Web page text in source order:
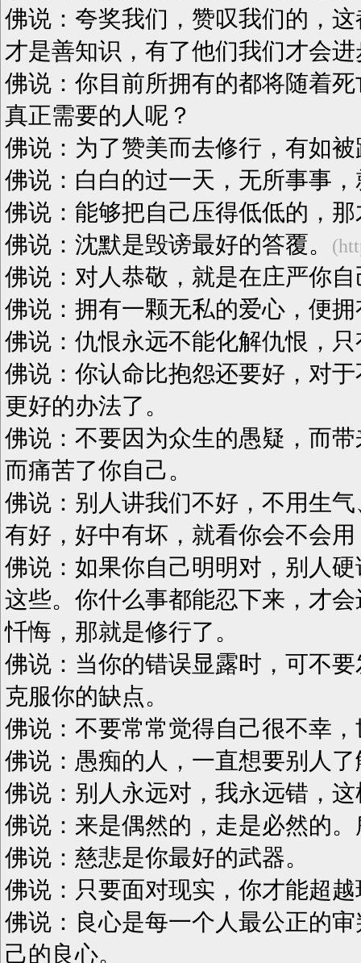
佛说：夸奖我们，赞叹我们的，
才是善知识，有了他们我们才会
佛说：你目前所拥有的都将随着
真正需要的人呢？
佛说：为了赞美而去修行，有如
佛说：白白的过一天，无所事事
佛说：能够把自己压得低低的，
佛说：沈默是毁谤最好的答覆。
佛说：对人恭敬，就是在庄严你自
佛说：拥有一颗无私的爱心，便
佛说：仇恨永远不能化解仇恨，
佛说：你认命比抱怨还要好，对
更好的办法了。
佛说：不要因为众生的愚疑，而
而痛苦了你自己。
佛说：别人讲我们不好，不用生
有好，好中有坏，就看你会不会用
佛说：如果你自己明明对，别人
这些。你什么事都能忍下来，才
忏悔，那就是修行了。
佛说：当你的错误显露时，可不
克服你的缺点。
佛说：不要常常觉得自己很不幸
佛说：愚痴的人，一直想要别人
佛说：别人永远对，我永远错，
佛说：来是偶然的，走是必然的
佛说：慈悲是你最好的武器。
佛说：只要面对现实，你才能超
佛说：良心是每一个人最公正的
己的良心。